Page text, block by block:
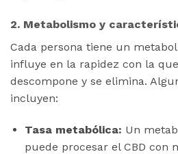
2. Metabolismo y
Cada persona tiene un
influye en la rapidez con la que
descompone y se elimina.
incluyen:
Tasa metabólica: Un
puede procesar el CBD con